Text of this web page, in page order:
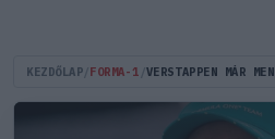
KEZDŐLAP FORMA-1